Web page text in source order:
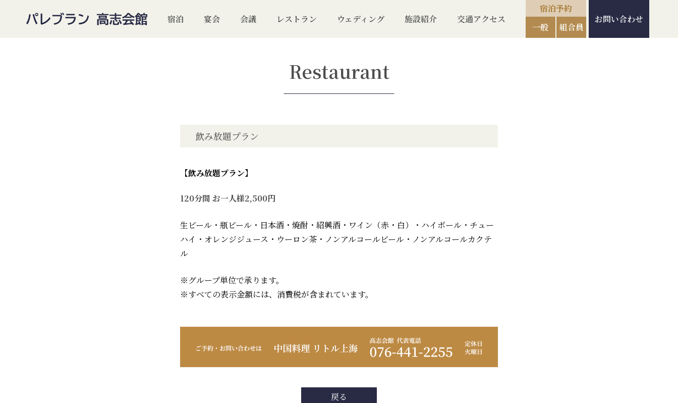
宿泊 宴会 会議 レストラン ウェディング 施設紹介 交通アクセス
宿泊予約
一般
組合員
お問い合わせ
Restaurant
飲み放題プラン
【飲み放題プラン】
120分間 お一人様2,500円
生ビール・瓶ビール・日本酒・焼酎・紹興酒・ワイン（赤・白）・ハイボール・チュー
ハイ・オレンジジュース・ウーロン茶・ノンアルコールビール・ノンアルコールカクテ
ル
※グループ単位で承ります。
※すべての表示金額には、消費税が含まれています。
戻る